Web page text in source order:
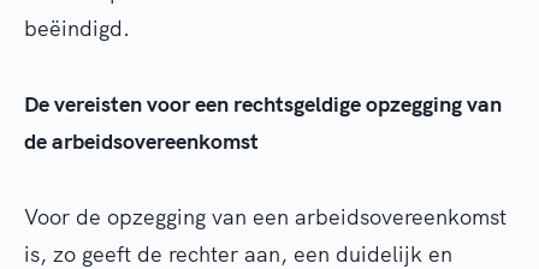
beëindigd.
De vereisten voor een rechtsgeldige opzegging van
de arbeidsovereenkomst
Voor de opzegging van een arbeidsovereenkomst
is, zo geeft de rechter aan, een duidelijk en